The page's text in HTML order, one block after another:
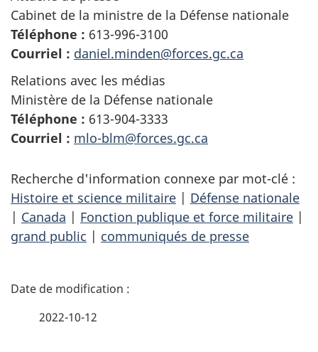
Cabinet de la ministre de la Défense nationale
Téléphone : 613-996-3100
Courriel : daniel.minden@forces.gc.ca
Relations avec les médias
Ministère de la Défense nationale
Téléphone : 613-904-3333
Courriel : mlo-blm@forces.gc.ca
Recherche d'information connexe par mot-clé :
Histoire et science militaire | Défense nationale
| Canada | Fonction publique et force militaire |
grand public | communiqués de presse
D
2022-10-12